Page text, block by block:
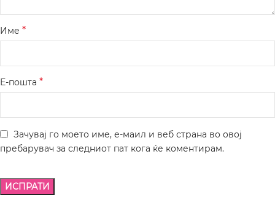
Име *
Е-пошта *
Зачувај го моето име, е-маил и веб страна во овој
пребарувач за следниот пат кога ќе коментирам.